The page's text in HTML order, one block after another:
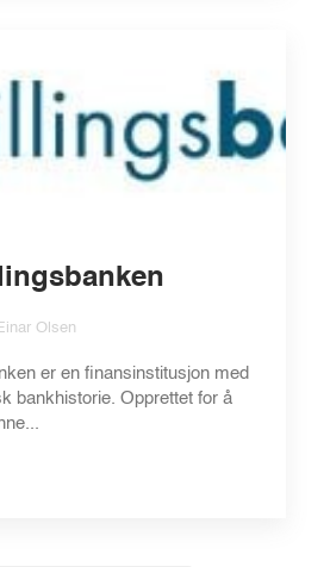
Olsen
er en finansinstitusjon med
bankhistorie. Opprettet for å